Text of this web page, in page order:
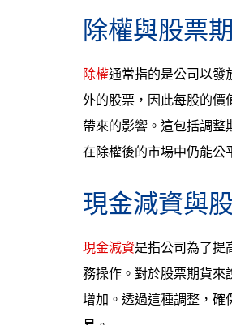
除權與股票
除權通常指的是公司以發
外的股票，因此每股的價
帶來的影響。這包括調
在除權後的市場中仍能公
現金減資與
現金減資是指公司為了提
務操作。對於股票期貨來
增加。透過這種調整，確